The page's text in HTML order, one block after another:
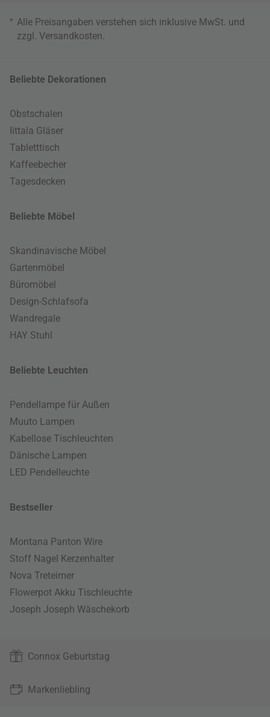
* Alle Preisangaben verstehen sich inklusive MwSt. und
zzgl. Versandkosten
Beliebte Dekorationen
Obstschalen
Iittala Gläser
Tabletttisch
Kaffeebecher
Tagesdecken
Beliebte Möbel
Skandinavische Möbel
Gartenmöbel
Büromöbel
Design-Schlafsofa
Wandregale
HAY Stuhl
Beliebte Leuchten
Pendellampe für Außen
Muuto Lampen
Kabellose Tischleuchten
Dänische Lampen
LED Pendelleuchte
Bestseller
Montana Panton Wire
Stoff Nagel Kerzenhalter
Nova Treteimer
Flowerpot Akku Tischleuchte
Joseph Joseph Wäschekorb
Connox Geburtstag
Markenliebling